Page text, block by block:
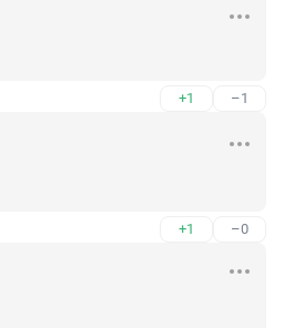
+1 –1
+1 –0